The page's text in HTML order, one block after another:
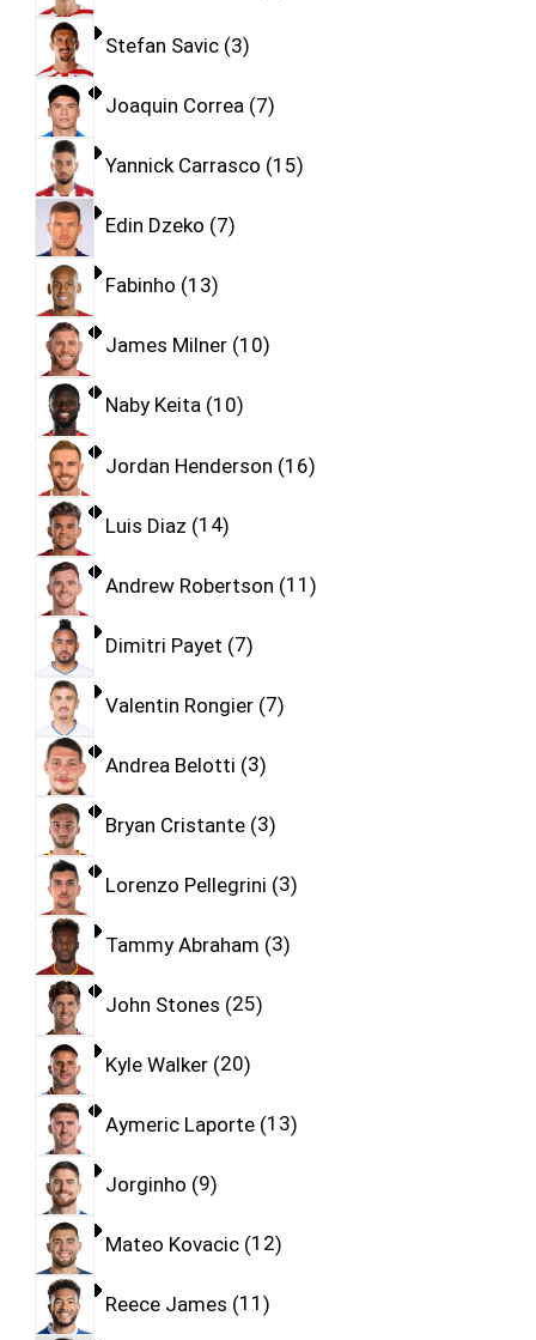
Stefan Savic 3
Joaquin Correa 7
Yannick Carrasco 15
Edin Dzeko 7
Fabinho 13
James Milner 10
Naby Keita 10
Jordan Henderson 16
Luis Diaz 14
Andrew Robertson 11
Dimitri Payet 7
Valentin Rongier 7
Andrea Belotti 3
Bryan Cristante 3
Lorenzo Pellegrini 3
Tammy Abraham 3
John Stones 25
Kyle Walker 20
Aymeric Laporte 13
Jorginho 9
Mateo Kovacic 12
Reece James 11